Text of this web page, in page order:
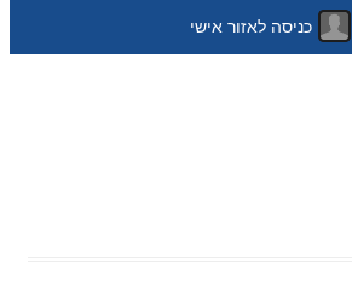
כניסה לאזור אישי